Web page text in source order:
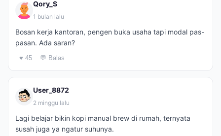
Qory_S
1 bulan lalu
Bosan kerja kantoran, pengen buka usaha tapi modal pas-
pasan. Ada saran?
♥ 45 💬 Balas
User_8872
2 minggu lalu
Lagi belajar bikin kopi manual brew di rumah, ternyata
susah juga ya ngatur suhunya.